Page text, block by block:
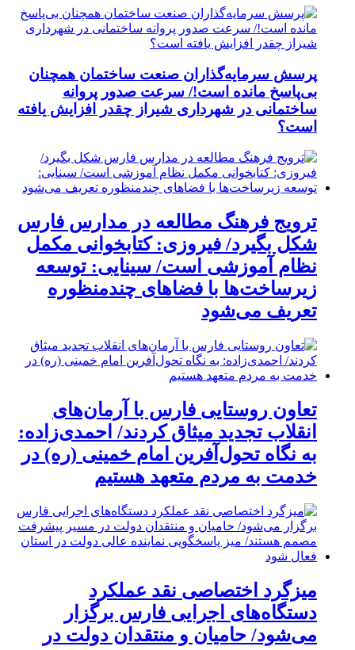
پرسش سرمایه‌گذاران صنعت ساختمان همچنان
بی‌پاسخ مانده است!/ سرعت صدور پروانه
ساختمانی در شهرداری شیراز چقدر افزایش یافته
است؟
ترویج فرهنگ مطالعه در مدارس فارس
شکل بگیرد/ فیروزی: کتابخوانی مکمل
نظام آموزشی است/ سینایی: توسعه
زیرساخت‌ها با فضاهای چندمنظوره
تعریف می‌شود
تعاون روستایی فارس با آرمان‌های
انقلاب تجدید میثاق کردند/ احمدی‌زاده:
به نگاه تحول‌آفرین امام خمینی (ره) در
خدمت به مردم متعهد هستیم
میزگرد اختصاصی نقد عملکرد
دستگاه‌های اجرایی فارس برگزار
می‌شود/ حامیان و منتقدان دولت در